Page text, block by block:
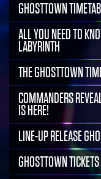
GHOSTTOWN
ALL YOU NEED TO
LABYRINTH
THE GHOSTTOWN
COMMANDERS
IS HERE!
LINE-UP RELEASE
GHOSTTOWN